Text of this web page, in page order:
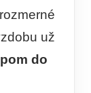
už
do